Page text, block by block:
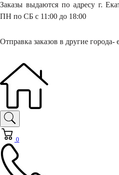
Заказы выдаются по адресу г.
ПН по СБ с 11:00 до 18:00
Отправка заказов в другие города-
0